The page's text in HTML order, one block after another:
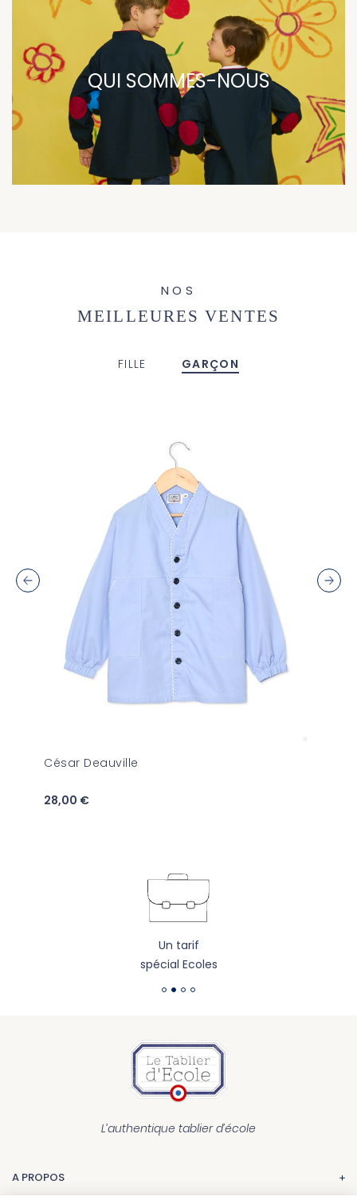
QUI SOMMES-NOUS
NOS
MEILLEURES VENTES
FILLE GARÇON
César Deauville
28,00 €
Un tarif
spécial Ecoles
L’authentique tablier d’école
A PROPOS